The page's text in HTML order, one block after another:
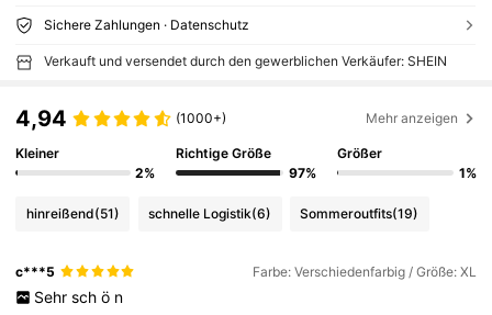
Sichere Zahlungen · Datenschutz
Verkauft und versendet durch den gewerblichen Verkäufer: SHEIN
4,94 (1000+) Mehr anzeigen
Kleiner
2%
Richtige Größe
97%
Größer
1%
hinreißend(51) schnelle Logistik(6) Sommeroutfits(19)
c***5 Farbe: Verschiedenfarbig / Größe: XL
Sehr sch ö n